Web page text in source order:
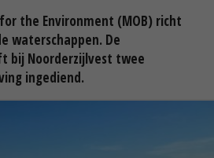
the Environment (MOB) richt
waterschappen. De
bij Noorderzijlvest twee
ingediend.